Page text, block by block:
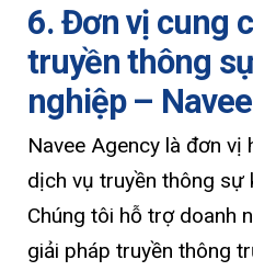
6. Đơn vị cung
truyền thông
nghiệp –
Navee Agency là đơn vị
dịch vụ truyền thông sự
Chúng tôi hỗ trợ doanh
giải pháp truyền thông